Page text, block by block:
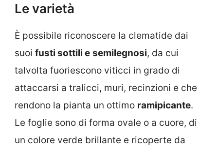
Le varietà
È possibile riconoscere la clematide dai
suoi fusti sottili e semilegnosi, da cui
talvolta fuoriescono viticci in grado di
attaccarsi a tralicci, muri, recinzioni e che
rendono la pianta un ottimo ramipicante.
Le foglie sono di forma ovale o a cuore, di
un colore verde brillante e ricoperte da